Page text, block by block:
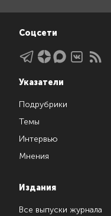
Соцсети
Указатели
Подрубрики
Темы
Интервью
Мнения
Издания
Все выпуски журнала